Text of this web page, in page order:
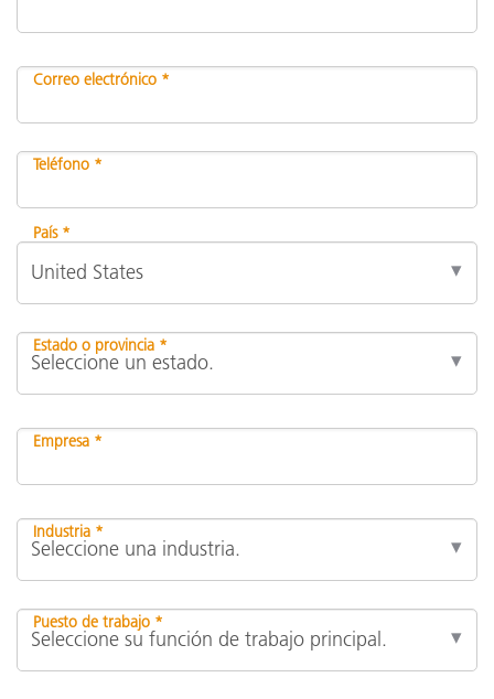
Correo electrónico *
Teléfono *
País *
Estado o provincia *
Empresa *
Industria *
Puesto de trabajo *